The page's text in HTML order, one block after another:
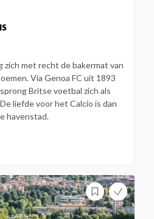
zich met recht de bakermat van
Via Genoa FC uit 1893
Britse voetbal zich als
liefde voor het Calcio is dan
havenstad.